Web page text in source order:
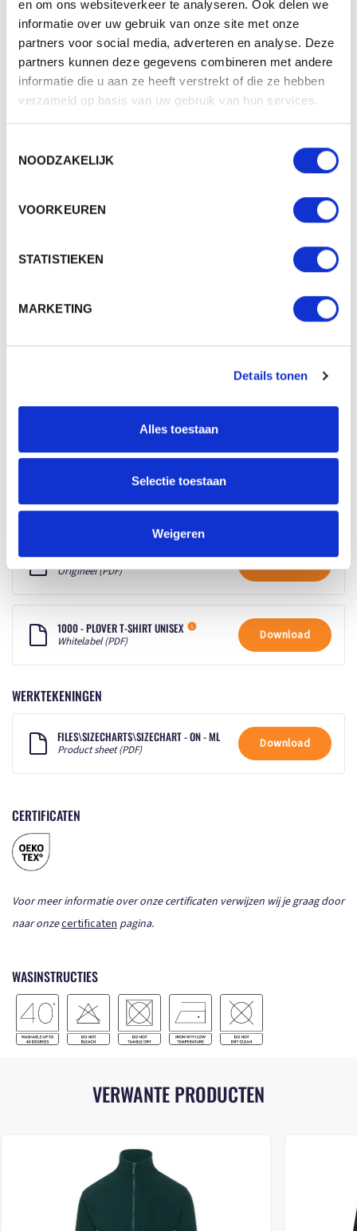
en om ons websiteverkeer te analyseren. Ook delen we
informatie over uw gebruik van onze site met onze
partners voor social media, adverteren en analyse. Deze
partners kunnen deze gegevens combineren met andere
informatie die u aan ze heeft verstrekt of die ze hebben
verzameld op basis van uw gebruik van hun services.
NOODZAKELIJK
VOORKEUREN
STATISTIEKEN
MARKETING
Details tonen
Alles toestaan
Selectie toestaan
Weigeren
SPECIFICATIES
Merk
ØRN Workwear
Categorie
Kleding
Gewicht
Artikelen in omdoos
Land van herkomst
Pakistan
Borduren, Transferdruk
BESCHIKBARE KLEUREN
PRODUCT SHEETS
1000 - PLOVER T-SHIRT UNISEX
Origineel (PDF) Download
1000 - PLOVER T-SHIRT UNISEX
Whitelabel (PDF) Download
WERKTEKENINGEN
FILES\SIZECHARTS\SIZECHART - ON - ML
Product sheet (PDF) Download
CERTIFICATEN
Voor meer informatie over onze certificaten verwijzen wij je graag door
naar onzecertificatenpagina.
WASINSTRUCTIES
VERWANTE PRODUCTEN